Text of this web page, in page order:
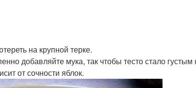
на крупной терке.
добавляйте мука, так чтобы тесто стало густым
от сочности яблок.